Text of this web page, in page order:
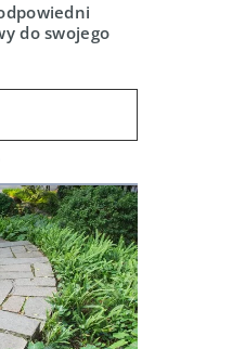
do swojego